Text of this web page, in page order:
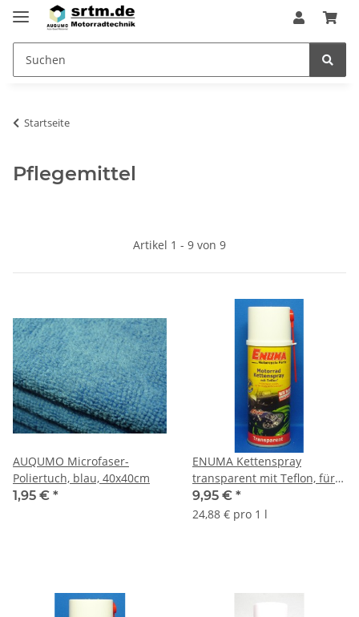
Startseite
Pflegemittel
Artikel 1 - 9 von 9
AUQUMO Microfaser-
Poliertuch, blau, 40x40cm
1,95 € *
ENUMA Kettenspray
transparent mit Teflon, für
farbige Motorradketten,
9,95 € *
24,88 € pro 1 l